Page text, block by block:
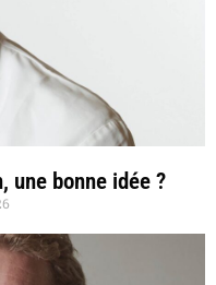
une bonne idée ?